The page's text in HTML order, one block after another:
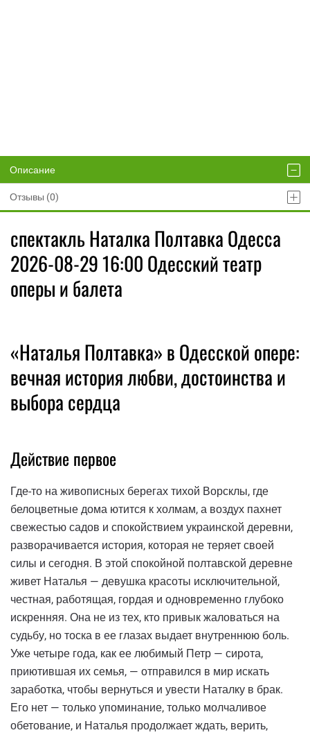
Описание
Отзывы (0)
спектакль Наталка Полтавка Одесса
2026-08-29 16:00 Одесский театр
оперы и балета
«Наталья Полтавка» в Одесской опере:
вечная история любви, достоинства и
выбора сердца
Действие первое
Где-то на живописных берегах тихой Ворсклы, где
белоцветные дома ютится к холмам, а воздух пахнет
свежестью садов и спокойствием украинской деревни,
разворачивается история, которая не теряет своей
силы и сегодня. В этой спокойной полтавской деревне
живет Наталья — девушка красоты исключительной,
честная, работящая, гордая и одновременно глубоко
искренняя. Она не из тех, кто привык жаловаться на
судьбу, но тоска в ее глазах выдает внутреннюю боль.
Уже четыре года, как ее любимый Петр — сирота,
приютившая их семья, — отправился в мир искать
заработка, чтобы вернуться и увести Наталку в брак.
Его нет — только упоминание, только молчаливое
обетование, и Наталья продолжает ждать, верить,